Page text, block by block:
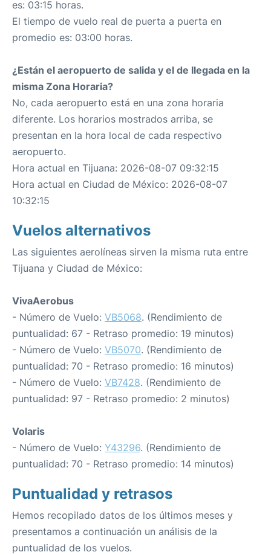
es: 03:15 horas.
El tiempo de vuelo real de puerta a puerta en
promedio es: 03:00 horas.
¿Están el aeropuerto de salida y el de llegada en la
misma Zona Horaria?
No, cada aeropuerto está en una zona horaria
diferente. Los horarios mostrados arriba, se
presentan en la hora local de cada respectivo
aeropuerto.
Hora actual en Tijuana: 2026-08-07 09:32:15
Hora actual en Ciudad de México: 2026-08-07
10:32:15
Vuelos alternativos
Las siguientes aerolíneas sirven la misma ruta entre
Tijuana y Ciudad de México:
VivaAerobus
- Número de Vuelo: VB5068. (Rendimiento de
puntualidad: 67 - Retraso promedio: 19 minutos)
- Número de Vuelo: VB5070. (Rendimiento de
puntualidad: 70 - Retraso promedio: 16 minutos)
- Número de Vuelo: VB7428. (Rendimiento de
puntualidad: 97 - Retraso promedio: 2 minutos)
Volaris
- Número de Vuelo: Y43296. (Rendimiento de
puntualidad: 70 - Retraso promedio: 14 minutos)
Puntualidad y retrasos
Hemos recopilado datos de los últimos meses y
presentamos a continuación un análisis de la
puntualidad de los vuelos.